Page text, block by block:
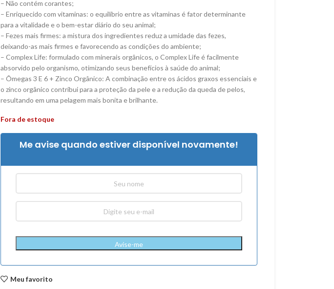
– Não contém corantes;
– Enriquecido com vitaminas: o equilíbrio entre as vitaminas é fator determinante
para a vitalidade e o bem-estar diário do seu animal;
– Fezes mais firmes: a mistura dos ingredientes reduz a umidade das fezes,
deixando-as mais firmes e favorecendo as condições do ambiente;
– Complex Life: formulado com minerais orgânicos, o Complex Life é facilmente
absorvido pelo organismo, otimizando seus benefícios à saúde do animal;
– Ômegas 3 E 6 + Zinco Orgânico: A combinação entre os ácidos graxos essenciais e
o zinco orgânico contribui para a proteção da pele e a redução da queda de pelos,
resultando em uma pelagem mais bonita e brilhante.
Fora de estoque
Me avise quando estiver disponível novamente!
Avise-me
Meu favorito